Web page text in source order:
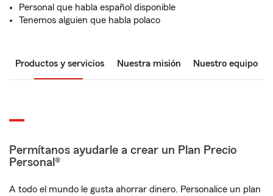
Personal que habla español disponible
Tenemos alguien que habla polaco
Productos y servicios Nuestra misión Nuestro equipo
Permítanos ayudarle a crear un Plan Precio
Personal®
A todo el mundo le gusta ahorrar dinero. Personalice un plan